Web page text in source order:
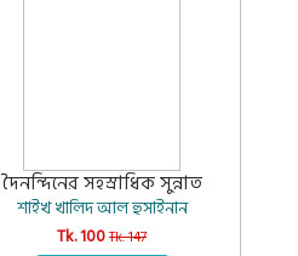
দৈনন্দিনের সহস্রাধিক সুন্নাত
শাইখ খালিদ আল হুসাইনান
Tk. 100Tk. 147